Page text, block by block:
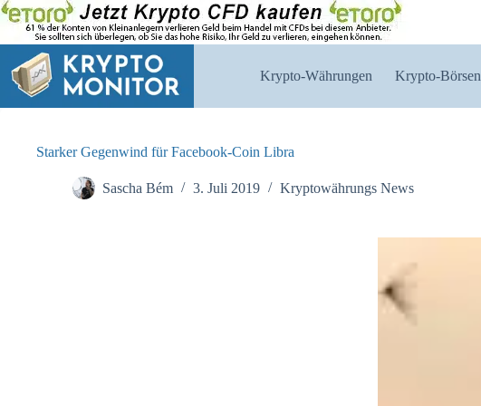
Zum
Inhalt
springen
Krypto-Währungen Krypto-Börsen
Starker Gegenwind für Facebook-Coin Libra
Sascha Bém 3. Juli 2019 Kryptowährungs News